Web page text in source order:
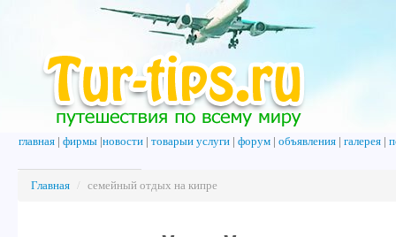
главная фирмы новости товарыи услуги форум объявления галерея
Главная / семейный отдых на кипре